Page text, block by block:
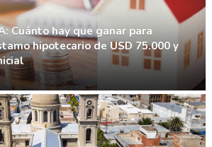
Cuánto hay que ganar para
hipotecario de USD 75.000 y